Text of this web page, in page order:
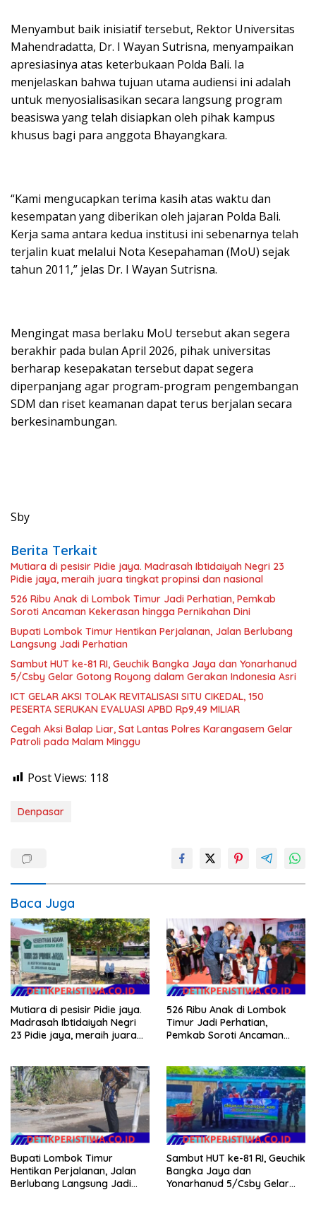
Menyambut baik inisiatif tersebut, Rektor Universitas
Mahendradatta, Dr. I Wayan Sutrisna, menyampaikan
apresiasinya atas keterbukaan Polda Bali. Ia
menjelaskan bahwa tujuan utama audiensi ini adalah
untuk menyosialisasikan secara langsung program
beasiswa yang telah disiapkan oleh pihak kampus
khusus bagi para anggota Bhayangkara.
“Kami mengucapkan terima kasih atas waktu dan
kesempatan yang diberikan oleh jajaran Polda Bali.
Kerja sama antara kedua institusi ini sebenarnya telah
terjalin kuat melalui Nota Kesepahaman (MoU) sejak
tahun 2011,” jelas Dr. I Wayan Sutrisna.
Mengingat masa berlaku MoU tersebut akan segera
berakhir pada bulan April 2026, pihak universitas
berharap kesepakatan tersebut dapat segera
diperpanjang agar program-program pengembangan
SDM dan riset keamanan dapat terus berjalan secara
berkesinambungan.
Sby
Berita Terkait
Mutiara di pesisir Pidie jaya. Madrasah Ibtidaiyah Negri 23
Pidie jaya, meraih juara tingkat propinsi dan nasional
526 Ribu Anak di Lombok Timur Jadi Perhatian, Pemkab
Soroti Ancaman Kekerasan hingga Pernikahan Dini
Bupati Lombok Timur Hentikan Perjalanan, Jalan Berlubang
Langsung Jadi Perhatian
Sambut HUT ke-81 RI, Geuchik Bangka Jaya dan Yonarhanud
5/Csby Gelar Gotong Royong dalam Gerakan Indonesia Asri
ICT GELAR AKSI TOLAK REVITALISASI SITU CIKEDAL, 150
PESERTA SERUKAN EVALUASI APBD Rp9,49 MILIAR
Cegah Aksi Balap Liar, Sat Lantas Polres Karangasem Gelar
Patroli pada Malam Minggu
Post Views: 118
Denpasar
Baca Juga
Mutiara di pesisir Pidie jaya.
Madrasah Ibtidaiyah Negri
23 Pidie jaya, meraih juara
526 Ribu Anak di Lombok
Timur Jadi Perhatian,
Pemkab Soroti Ancaman
Bupati Lombok Timur
Hentikan Perjalanan, Jalan
Berlubang Langsung Jadi
Sambut HUT ke-81 RI, Geuchik
Bangka Jaya dan
Yonarhanud 5/Csby Gelar